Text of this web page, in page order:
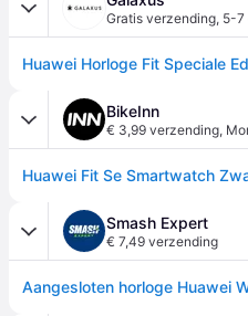
Gratis verzending, 5-7
BikeInn
€ 3,99 verzending,
Huawei Fit Se Smartwatch
Smash Expert
€ 7,49 verzending